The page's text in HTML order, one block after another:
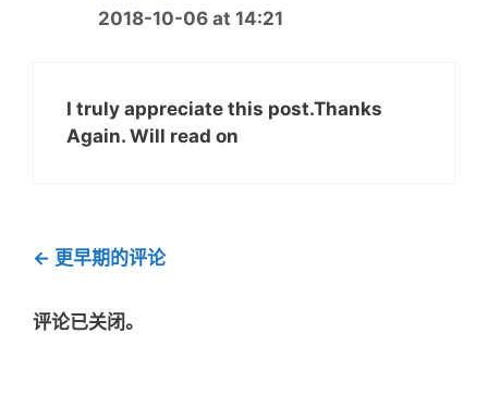
2018-10-06 at 14:21
I truly appreciate this post.Thanks
Again. Will read on
评
导
← 更早期的评论
评论已关闭。